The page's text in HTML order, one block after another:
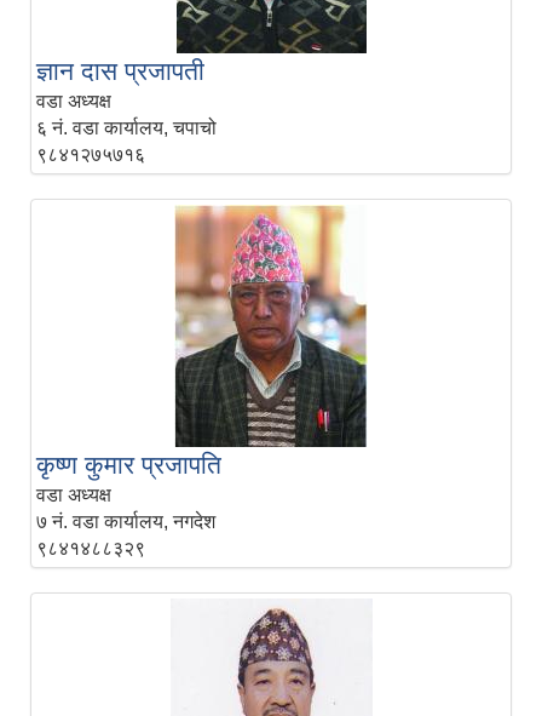
ज्ञान दास प्रजापती
वडा अध्यक्ष
६ नं. वडा कार्यालय, चपाचो
९८४१२७५७१६
कृष्‍‍ण कुमार प्रजापति
वडा अध्यक्ष
७ नं. वडा कार्यालय, नगदेश
९८४१४८८३२९